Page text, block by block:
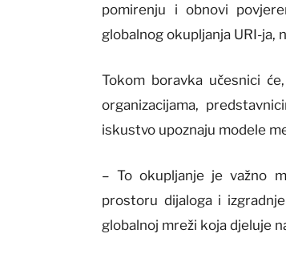
pomirenju i obnovi
globalnog okupljanja URI-ja,
Tokom boravka učesnici
organizacijama,
iskustvo upoznaju modele
– To okupljanje je važno
prostoru dijaloga i
globalnoj mreži koja djeluje